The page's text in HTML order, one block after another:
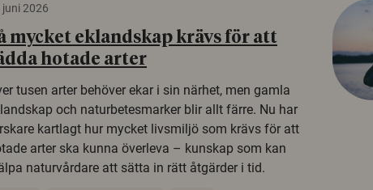
juni 2026
mycket eklandskap krävs för att
hotade arter
tusen arter behöver ekar i sin närhet, men gamla
och naturbetesmarker blir allt färre. Nu har
kartlagt hur mycket livsmiljö som krävs för att
arter ska kunna överleva – kunskap som kan
naturvårdare att sätta in rätt åtgärder i tid.